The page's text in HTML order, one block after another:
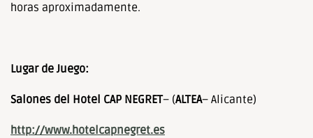
horas aproximadamente.
Lugar de Juego:
Salones del Hotel CAP NEGRET– (ALTEA– Alicante)
http://www.hotelcapnegret.es